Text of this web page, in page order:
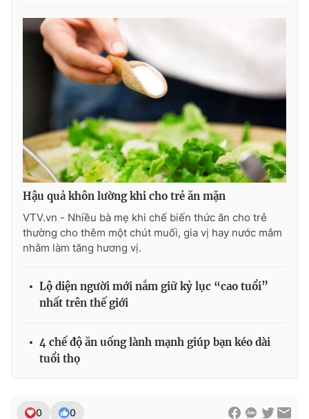
Email:toasoan@vtv.vn
Liên hệ quảng cáo: 024-7300.7108
® Cấm sao chép dưới mọi hình thức nếu không có sự chấp
thuận bằng văn bản. Ghi rõ nguồn VTV.vn khi phát hành lại
Hậu quả khôn lường khi cho trẻ ăn mặn
VTV.vn - Nhiều bà mẹ khi chế biến thức ăn cho trẻ
thường cho thêm một chút muối, gia vị hay nước mắm
nhằm làm tăng hương vị.
Lộ diện người mới nắm giữ kỷ lục “cao tuổi”
nhất trên thế giới
4 chế độ ăn uống lành mạnh giúp bạn kéo dài
tuổi thọ
0 0